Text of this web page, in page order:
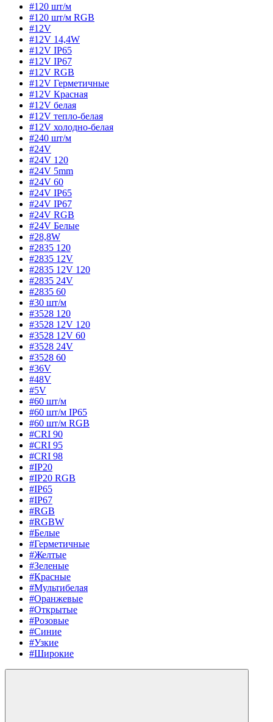
#120 шт/м
#120 шт/м RGB
#12V
#12V 14,4W
#12V IP65
#12V IP67
#12V RGB
#12V Герметичные
#12V Красная
#12V белая
#12V тепло-белая
#12V холодно-белая
#240 шт/м
#24V
#24V 120
#24V 5mm
#24V 60
#24V IP65
#24V IP67
#24V RGB
#24V Белые
#28,8W
#2835 120
#2835 12V
#2835 12V 120
#2835 24V
#2835 60
#30 шт/м
#3528 120
#3528 12V 120
#3528 12V 60
#3528 24V
#3528 60
#36V
#48V
#5V
#60 шт/м
#60 шт/м IP65
#60 шт/м RGB
#CRI 90
#CRI 95
#CRI 98
#IP20
#IP20 RGB
#IP65
#IP67
#RGB
#RGBW
#Белые
#Герметичные
#Желтые
#Зеленые
#Красные
#Мультибелая
#Оранжевые
#Открытые
#Розовые
#Синие
#Узкие
#Широкие